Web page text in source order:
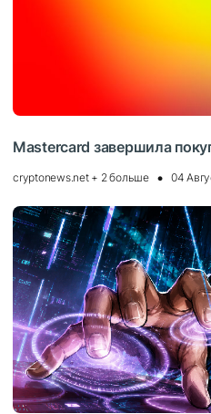
Mastercard завершила
cryptonews.net + 2 больше 04